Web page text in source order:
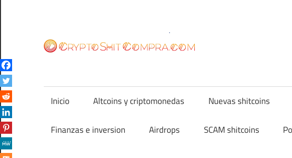
Inicio Altcoins y criptomonedas Nuevas shitcoins
Finanzas e inversion Airdrops SCAM shitcoins